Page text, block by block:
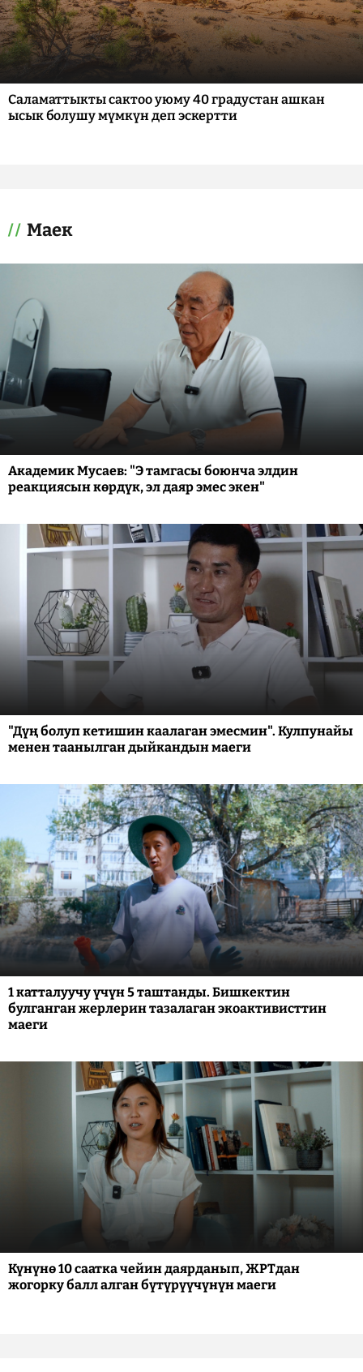
Саламаттыкты сактоо уюму 40 градустан ашкан
ысык болушу мүмкүн деп эскертти
Маек
Академик Мусаев: "Э тамгасы боюнча элдин
реакциясын көрдүк, эл даяр эмес экен"
"Дүң болуп кетишин каалаган эмесмин". Кулпунайы
менен таанылган дыйкандын маеги
1 катталуучу үчүн 5 таштанды. Бишкектин
булганган жерлерин тазалаган экоактивисттин
маеги
Күнүнө 10 саатка чейин даярданып, ЖРТдан
жогорку балл алган бүтүрүүчүнүн маеги